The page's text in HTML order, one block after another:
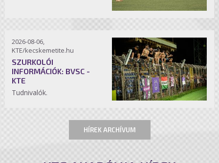
2026-08-06,
KTE/kecskemetite.hu
SZURKOLÓI
INFORMÁCIÓK: BVSC -
KTE
Tudnivalók.
HÍREK ARCHÍVUM